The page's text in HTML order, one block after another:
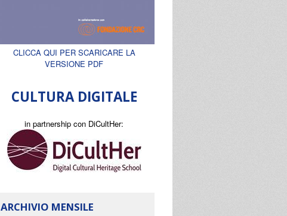
CLICCA QUI PER SCARICARE LA
VERSIONE PDF
CULTURA DIGITALE
in partnership con DiCultHer:
ARCHIVIO MENSILE